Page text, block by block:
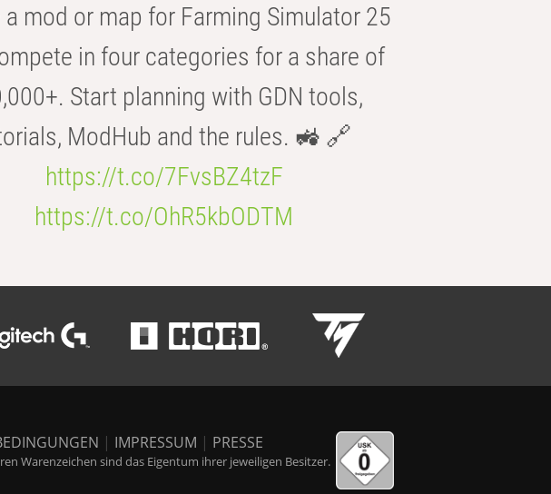
a mod or map for Farming Simulator 25
in four categories for a share of
Start planning with GDN tools,
ModHub and the rules. 🚜 🔗
https://t.co/7FvsBZ4tzF
https://t.co/OhR5kbODTM
| IMPRESSUM | PRESSE
Warenzeichen sind das Eigentum ihrer jeweiligen Besitzer.